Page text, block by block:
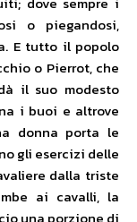
o piegandosi,
E tutto il popolo
o Pierrot, che
il suo modesto
i buoi e altrove
donna porta le
gli esercizi delle
dalla triste
ai cavalli, la
una porzione di